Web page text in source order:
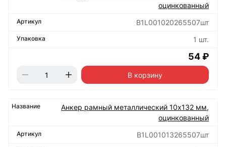
оцинкованный
B1L001020265507шт
1 шт.
54 ₽
В корзину
Анкер рамный металлический 10х132 мм,
оцинкованный
B1L001013265507шт